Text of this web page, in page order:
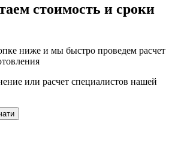
стоимость и сроки
ниже и мы быстро проведем расчет
или расчет специалистов нашей